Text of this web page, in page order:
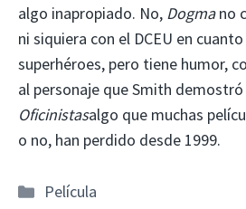
algo inapropiado. No, Dogmano
ni siquiera con el DCEU en
superhéroes, pero tiene humor,
al personaje que Smith
Oficinistasalgo que muchas
o no, han perdido desde 1999.
Categorías
Película